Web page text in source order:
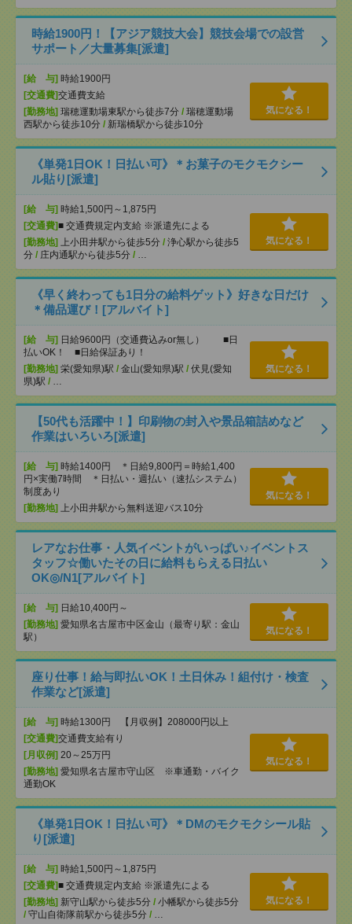
時給1900円！【アジア競技大会】競技会場での設営
サポート／大量募集[派遣]
[給 与] 時給1900円
[交通費]交通費支給
[勤務地] 瑞穂運動場東駅から徒歩7分 / 瑞穂運動場
西駅から徒歩10分 / 新瑞橋駅から徒歩10分
気になる！
《単発1日OK！日払い可》＊お菓子のモクモクシー
ル貼り[派遣]
[給 与] 時給1,500円～1,875円
[交通費]■ 交通費規定内支給 ※派遣先による
[勤務地] 上小田井駅から徒歩5分 / 浄心駅から徒歩5
分 / 庄内通駅から徒歩5分 / …
気になる！
《早く終わっても1日分の給料ゲット》好きな日だけ
＊備品運び！[アルバイト]
[給 与] 日給9600円（交通費込みor無し） ■日
払いOK！ ■日給保証あり！
[勤務地] 栄(愛知県)駅 / 金山(愛知県)駅 / 伏見(愛知
県)駅 / …
気になる！
【50代も活躍中！】印刷物の封入や景品箱詰めなど
作業はいろいろ[派遣]
[給 与] 時給1400円 ＊日給9,800円＝時給1,400
円×実働7時間 ＊日払い・週払い（速払システム）
制度あり
[勤務地] 上小田井駅から無料送迎バス10分
気になる！
レアなお仕事・人気イベントがいっぱい♪イベントス
タッフ☆働いたその日に給料もらえる日払い
OK◎/N1[アルバイト]
[給 与] 日給10,400円～
[勤務地] 愛知県名古屋市中区金山（最寄り駅：金山
駅）
気になる！
座り仕事！給与即払いOK！土日休み！組付け・検査
作業など[派遣]
[給 与] 時給1300円 【月収例】208000円以上
[交通費]交通費支給有り
[月収例] 20～25万円
[勤務地] 愛知県名古屋市守山区 ※車通勤・バイク
通勤OK
気になる！
《単発1日OK！日払い可》＊DMのモクモクシール貼
り[派遣]
[給 与] 時給1,500円～1,875円
[交通費]■ 交通費規定内支給 ※派遣先による
[勤務地] 新守山駅から徒歩5分 / 小幡駅から徒歩5分
/ 守山自衛隊前駅から徒歩5分 / …
気になる！